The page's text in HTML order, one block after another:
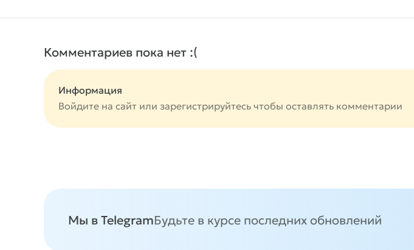
Комментариев пока нет :(
Информация
Войдите на сайт или зарегистрируйтесь чтобы оставлять комментарии
Мы в TelegramБудьте в курсе последних обновлений